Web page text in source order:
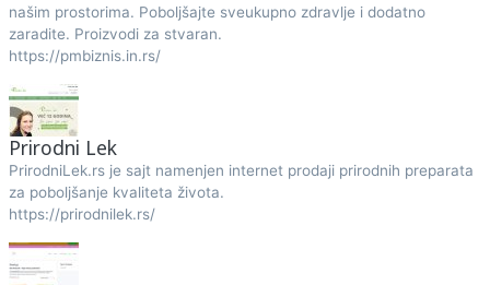
našim prostorima. Poboljšajte sveukupno zdravlje i dodatno
zaradite. Proizvodi za stvaran.
https://pmbiznis.in.rs/
Prirodni Lek
PrirodniLek.rs je sajt namenjen internet prodaji prirodnih preparata
za poboljšanje kvaliteta života.
https://prirodnilek.rs/